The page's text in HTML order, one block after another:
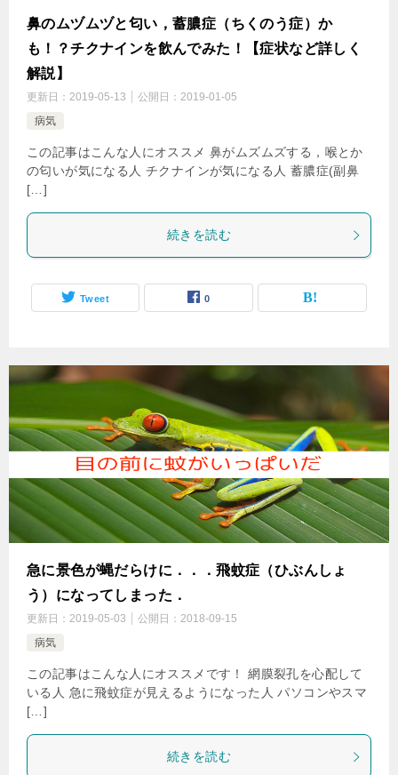
鼻のムヅムヅと匂い，蓄膿症（ちくのう症）か
も！？チクナインを飲んでみた！【症状など詳しく
解説】
更新日： 2019-05-13 公開日： 2019-01-05
病気
この記事はこんな人にオススメ 鼻がムズムズする，喉とか
の匂いが気になる人 チクナインが気になる人 蓄膿症(副鼻
[…]
続きを読む
Tweet 0
急に景色が蝿だらけに．．．飛蚊症（ひぶんしょ
う）になってしまった．
更新日： 2019-05-03 公開日： 2018-09-15
病気
この記事はこんな人にオススメです！ 網膜裂孔を心配して
いる人 急に飛蚊症が見えるようになった人 パソコンやスマ
[…]
続きを読む